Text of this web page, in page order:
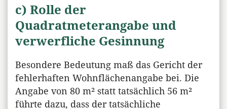
c) Rolle der
Quadratmeterangabe und
verwerfliche Gesinnung
Besondere Bedeutung maß das Gericht der
fehlerhaften Wohnflächenangabe bei. Die
Angabe von 80 m² statt tatsächlich 56 m²
führte dazu, dass der tatsächliche